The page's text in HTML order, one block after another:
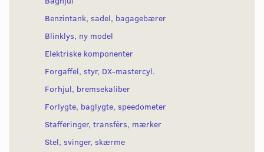
Benzintank, sadel, bagagebærer
Blinklys, ny model
Elektriske komponenter
Forgaffel, styr, DX-mastercyl.
Forhjul, bremsekaliber
Forlygte, baglygte, speedometer
Stafferinger, transférs, mærker
Stel, svinger, skærme